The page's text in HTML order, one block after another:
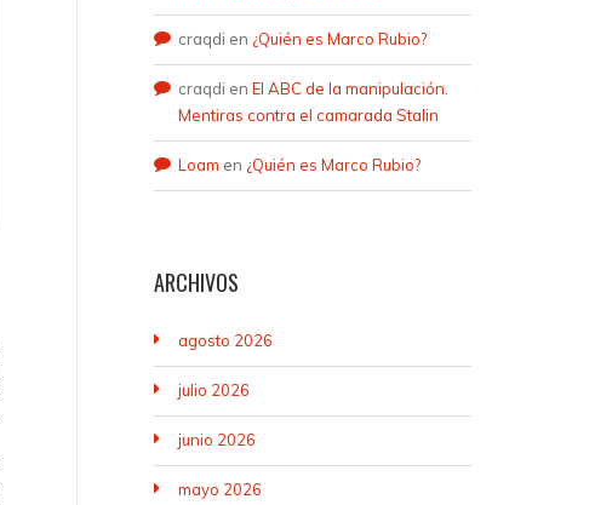
craqdi en ¿Quién es Marco Rubio?
craqdi en El ABC de la manipulación.
Mentiras contra el camarada Stalin
Loam en ¿Quién es Marco Rubio?
ARCHIVOS
agosto 2026
julio 2026
junio 2026
mayo 2026